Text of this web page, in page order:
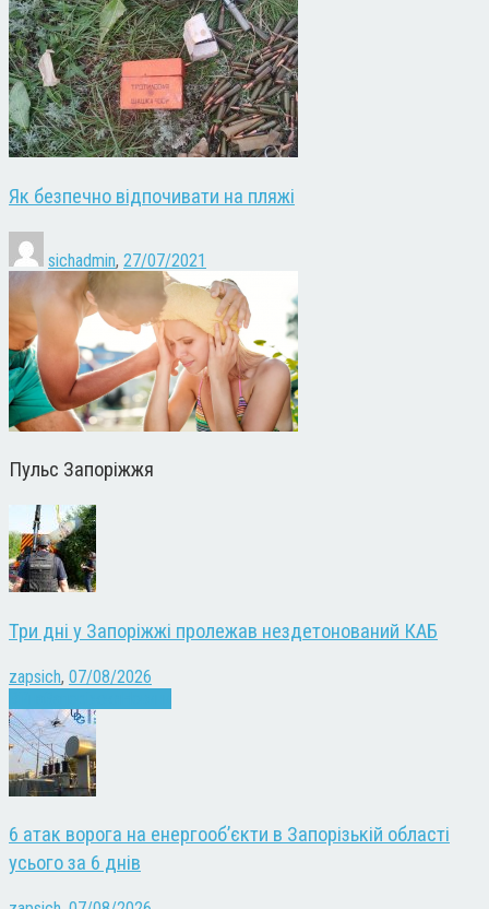
Як безпечно відпочивати на пляжі
sichadmin, 27/07/2021
Пульс Запоріжжя
Три дні у Запоріжжі пролежав нездетонований КАБ
zapsich, 07/08/2026
6 атак ворога на енергооб’єкти в Запорізькій області
усього за 6 днів